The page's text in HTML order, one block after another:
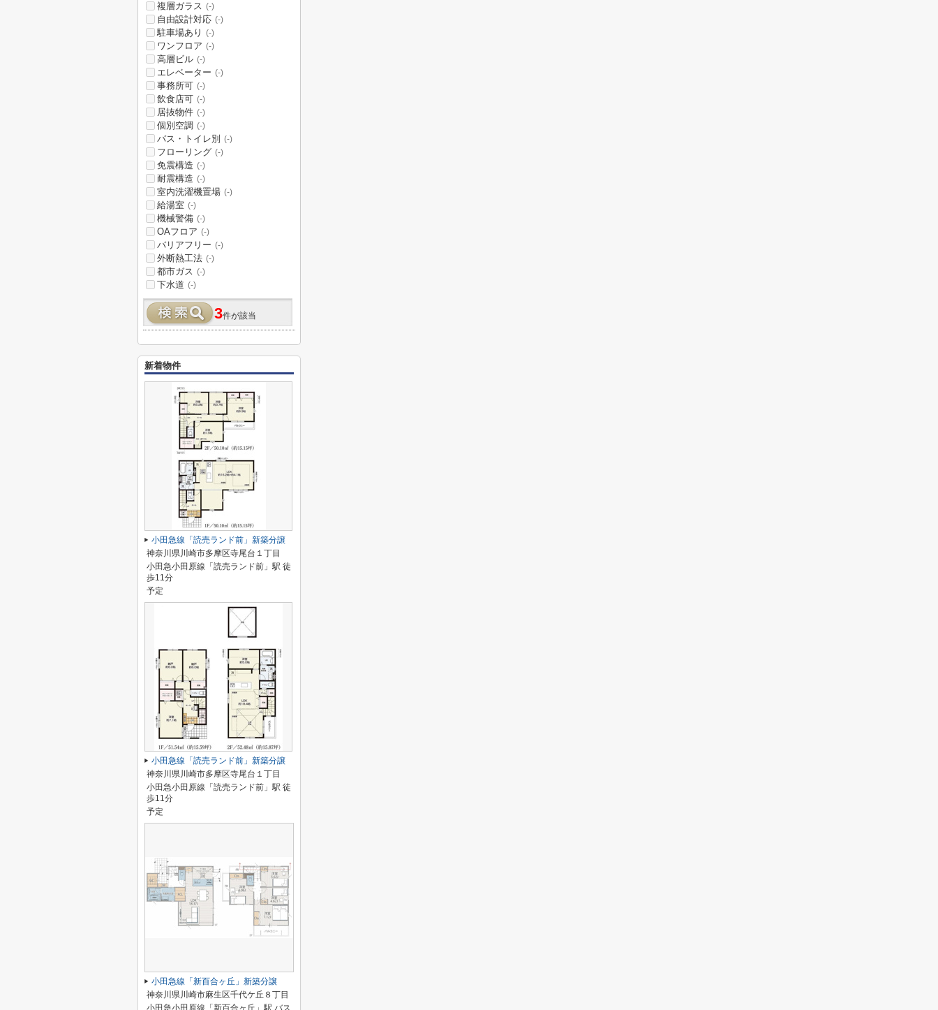
複層ガラス (-)
自由設計対応 (-)
駐車場あり (-)
ワンフロア (-)
高層ビル (-)
エレベーター (-)
事務所可 (-)
飲食店可 (-)
居抜物件 (-)
個別空調 (-)
バス・トイレ別 (-)
フローリング (-)
免震構造 (-)
耐震構造 (-)
室内洗濯機置場 (-)
給湯室 (-)
機械警備 (-)
OAフロア (-)
バリアフリー (-)
外断熱工法 (-)
都市ガス (-)
下水道 (-)
3件が該当
新着物件
小田急線「読売ランド前」新築分譲
神奈川県川崎市多摩区寺尾台１丁目
小田急小田原線「読売ランド前」駅 徒
歩11分
予定
小田急線「読売ランド前」新築分譲
神奈川県川崎市多摩区寺尾台１丁目
小田急小田原線「読売ランド前」駅 徒
歩11分
予定
小田急線「新百合ヶ丘」新築分譲
神奈川県川崎市麻生区千代ケ丘８丁目
小田急小田原線「新百合ヶ丘」駅 バス